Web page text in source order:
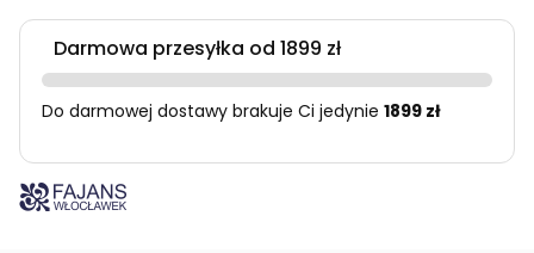
Darmowa przesyłka od 1899 zł
Do darmowej dostawy brakuje Ci jedynie 1899 zł